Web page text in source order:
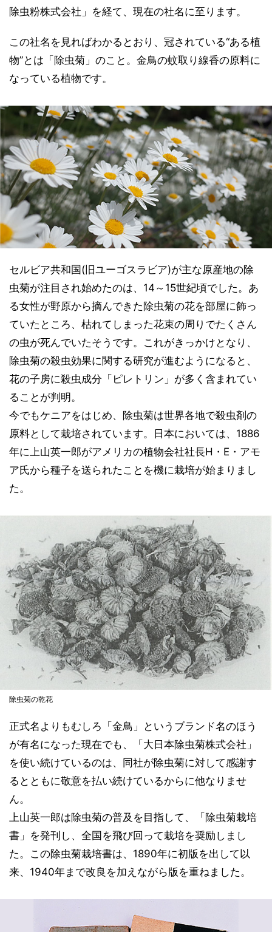
除虫粉株式会社」を経て、現在の社名に至ります。
この社名を見ればわかるとおり、冠されている“ある植
物”とは「除虫菊」のこと。金鳥の蚊取り線香の原料に
なっている植物です。
セルビア共和国(旧ユーゴスラビア)が主な原産地の除
虫菊が注目され始めたのは、14～15世紀頃でした。あ
る女性が野原から摘んできた除虫菊の花を部屋に飾っ
ていたところ、枯れてしまった花束の周りでたくさん
の虫が死んでいたそうです。これがきっかけとなり、
除虫菊の殺虫効果に関する研究が進むようになると、
花の子房に殺虫成分「ピレトリン」が多く含まれてい
ることが判明。
今でもケニアをはじめ、除虫菊は世界各地で殺虫剤の
原料として栽培されています。日本においては、1886
年に上山英一郎がアメリカの植物会社社長H・E・アモ
ア氏から種子を送られたことを機に栽培が始まりまし
た。
除虫菊の乾花
正式名よりもむしろ「金鳥」というブランド名のほう
が有名になった現在でも、「大日本除虫菊株式会社」
を使い続けているのは、同社が除虫菊に対して感謝す
るとともに敬意を払い続けているからに他なりませ
ん。
上山英一郎は除虫菊の普及を目指して、「除虫菊栽培
書」を発刊し、全国を飛び回って栽培を奨励しまし
た。この除虫菊栽培書は、1890年に初版を出して以
来、1940年まで改良を加えながら版を重ねました。